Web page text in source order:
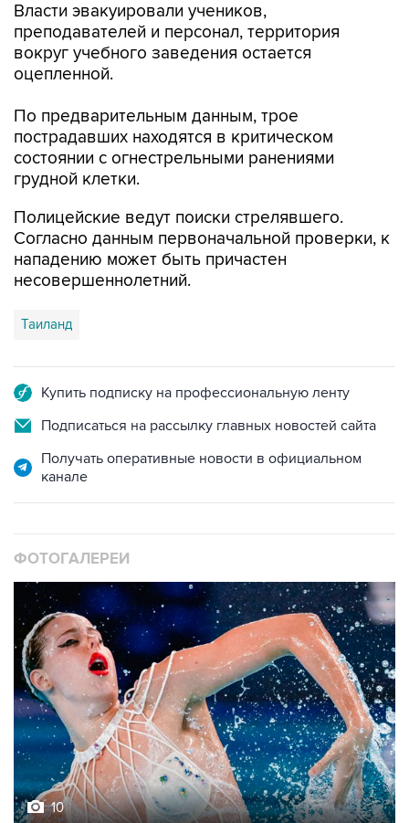
Власти эвакуировали учеников,
преподавателей и персонал, территория
вокруг учебного заведения остается
оцепленной.
По предварительным данным, трое
пострадавших находятся в критическом
состоянии с огнестрельными ранениями
грудной клетки.
Полицейские ведут поиски стрелявшего.
Согласно данным первоначальной проверки, к
нападению может быть причастен
несовершеннолетний.
Таиланд
Купить подписку на профессиональную ленту
Подписаться на рассылку главных новостей сайта
Получать оперативные новости в официальном
канале
ФОТОГАЛЕРЕИ
10